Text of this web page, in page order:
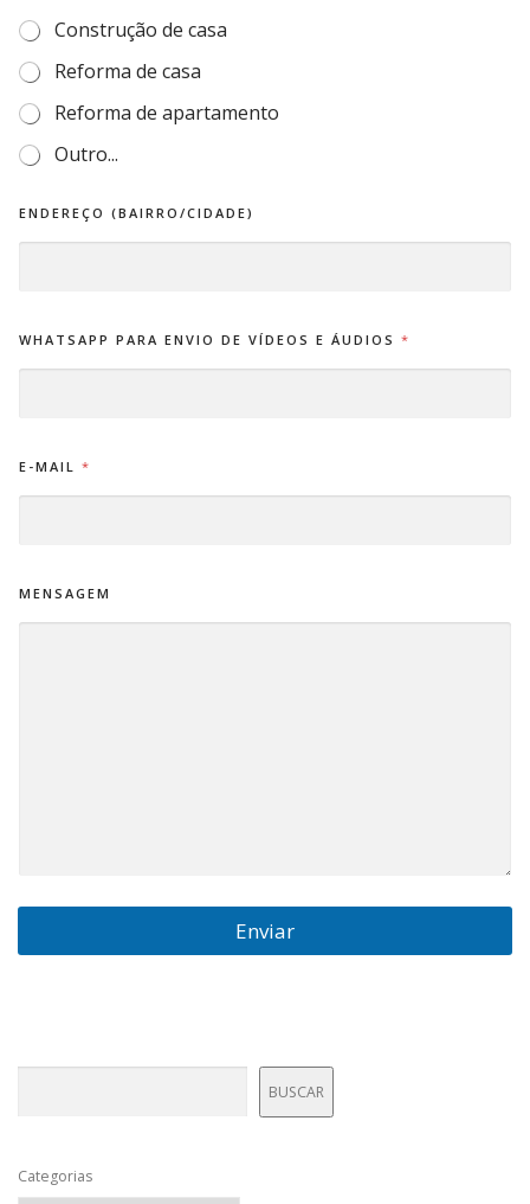
Construção de casa
Reforma de casa
Reforma de apartamento
Outro...
ENDEREÇO (BAIRRO/CIDADE)
WHATSAPP PARA ENVIO DE VÍDEOS E ÁUDIOS *
E-MAIL *
MENSAGEM
Enviar
BUSCAR
Categorias